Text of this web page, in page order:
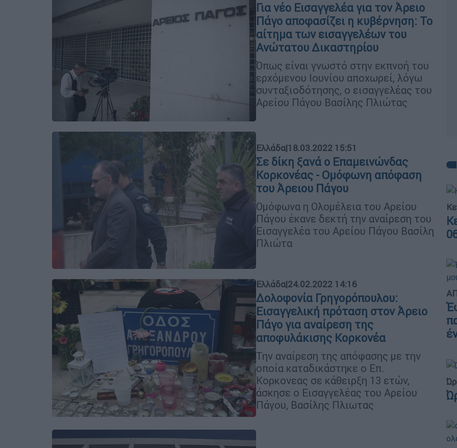
Για νέο Εισαγγελέα για τον Άρειο
Πάγο αποφασίζει η κυβέρνηση: Το
αίτημα των εισαγγελέων του
Ανώτατου Δικαστηρίου
Όπως είναι γνωστό στην εκπνοή του
ερχόμενου Ιουνίου αποχωρεί, λόγω
συνταξιοδότησης, ο εισαγγελέας του
Αρείου Πάγου Βασίλης Πλιώτας
Ελλάδα|18.03.2022 15:51
Σε δίκη ξανά ο Επαμεινώνδας
Κορκονέας - Ομόφωνη απόφαση
του Άρειου Πάγου
Ομόφωνα η Ολομέλεια του Αρείου
Πάγου έκανε δεκτή την αναίρεση του
Εισαγγελέα του Αρείου Πάγου Βασίλη
Πλιώτα
Ελλάδα|24.02.2022 14:16
Δολοφονία Γρηγορόπουλου:
Εισαγγελική πρόταση στον Άρειο
Πάγο για αναίρεση της
αποφυλάκισης Κορκονέα
Την αναίρεση της απόφασης με την
οποία καταδικάστηκε ο Επ.
Κορκονεας σε κάθειρξη 13 ετών,
άσκησε ο Εισαγγελέας του Αρείου
Πάγου, Βασίλης Πλιωτας